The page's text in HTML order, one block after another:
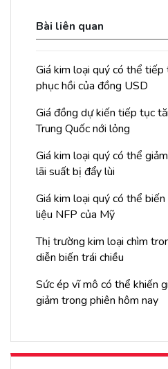
Bài liên quan
Giá kim loại quý có thể
phục hồi của đồng USD
Giá đồng dự kiến tiếp tục
Trung Quốc nới lỏng
Giá kim loại quý có thể
lãi suất bị đẩy lùi
Giá kim loại quý có thể
liệu NFP của Mỹ
Thị trường kim loại chìm
diễn biến trái chiều
Sức ép vĩ mô có thể khiến
giảm trong phiên hôm nay